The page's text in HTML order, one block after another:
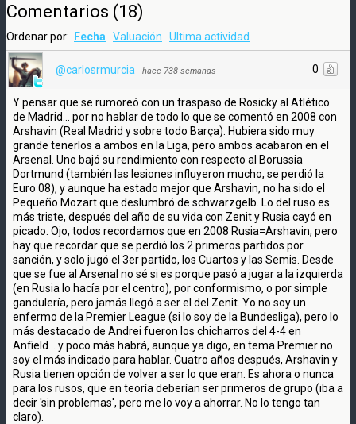
Comentarios (18)
Ordenar por: Fecha Valuación Ultima actividad
0
@carlosrmurcia · hace 738 semanas
Y pensar que se rumoreó con un traspaso de Rosicky al Atlético
de Madrid... por no hablar de todo lo que se comentó en 2008 con
Arshavin (Real Madrid y sobre todo Barça). Hubiera sido muy
grande tenerlos a ambos en la Liga, pero ambos acabaron en el
Arsenal. Uno bajó su rendimiento con respecto al Borussia
Dortmund (también las lesiones influyeron mucho, se perdió la
Euro 08), y aunque ha estado mejor que Arshavin, no ha sido el
Pequeño Mozart que deslumbró de schwarzgelb. Lo del ruso es
más triste, después del año de su vida con Zenit y Rusia cayó en
picado. Ojo, todos recordamos que en 2008 Rusia=Arshavin, pero
hay que recordar que se perdió los 2 primeros partidos por
sanción, y solo jugó el 3er partido, los Cuartos y las Semis. Desde
que se fue al Arsenal no sé si es porque pasó a jugar a la izquierda
(en Rusia lo hacía por el centro), por conformismo, o por simple
gandulería, pero jamás llegó a ser el del Zenit. Yo no soy un
enfermo de la Premier League (si lo soy de la Bundesliga), pero lo
más destacado de Andrei fueron los chicharros del 4-4 en
Anfield... y poco más habrá, aunque ya digo, en tema Premier no
soy el más indicado para hablar. Cuatro años después, Arshavin y
Rusia tienen opción de volver a ser lo que eran. Es ahora o nunca
para los rusos, que en teoría deberían ser primeros de grupo (iba a
decir 'sin problemas', pero me lo voy a ahorrar. No lo tengo tan
claro).